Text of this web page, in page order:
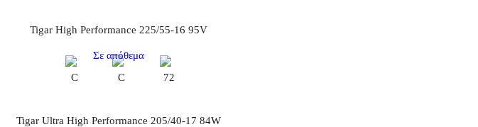
Tigar High Performance 225/55-16 95V
Σε απόθεμα
C
C 72
Tigar Ultra High Performance 205/40-17 84W